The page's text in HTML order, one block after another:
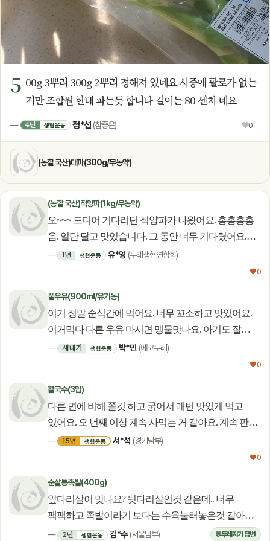
5 00g 3뿌리 300g 2뿌리 정해져 있네요 시중에 팔로가 없는
거만 조합원 한테 파는듯 합니다 길이는 80 센치 네요
— 4년 생협운동 정*선 (참좋은) ♥0
(농할 국산)대파(300g/무농약)
(농할 국산)적양파(1kg/무농약)
오~~~ 드디어 기다리던 적양파가 나왔어요. 홍홍홍홍
음. 일단 달고 맛있습니다. 그 동안 너무 기다렸어요.
농부님~ ㅋㅋㅋ 근데요. 농부님 농산물 광고 사진은
기대할께요. 건강하세요. 농부님
— 1년 생협운동 유*영 (두레생협연합회)
♥ 0
풀우유(900ml/유기농)
이거 정말 순식간에 먹어요. 너무 꼬소하고 맛있어요.
이거먹다 다른 우유 마시면 맹물맛나요. 아기도 잘
먹어요.ㅎㅎ
— 새내기 생협운동 박*민 (에코두레)
♥ 0
칼국수(3입)
다른 면에 비해 쫄깃 하고 굵어서 매번 맛있게 먹고
있어요. 오 년째 이상 계속 사먹는 거 같아요. 계속 판매
해 주세요.
— 15년 생협운동 서*석 (경기남부)
♥ 0
순살통족발(400g)
앞다리살이 맞나요? 뒷다리살인것 같은데.. 너무
팩팩하고 족발이라기 보다는 수육눌러놓은것 같아요.
실망이네요. 후기에 사진첨부도 안되요~~
— 2년 생협운동 김*수 (서울남부) 💬두레지기 답변